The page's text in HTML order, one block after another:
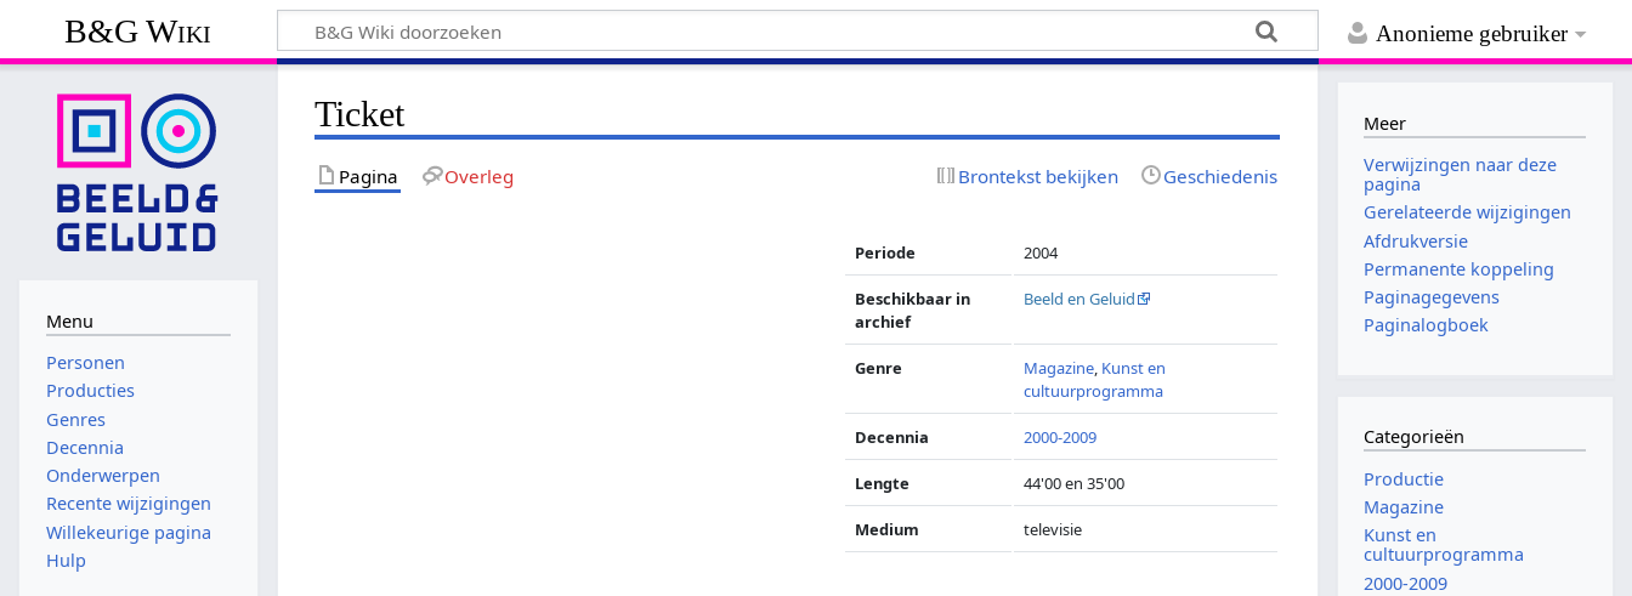
Anonieme gebruiker
B&G Wiki
Ticket
Pagina Overleg Brontekst bekijken Geschiedenis
Periode 2004
Beschikbaar in
archief
Beeld en Geluid
Genre Magazine, Kunst en
cultuurprogramma
Decennia 2000-2009
Lengte 44'00 en 35'00
Medium televisie
Menu
Personen
Producties
Genres
Decennia
Onderwerpen
Recente wijzigingen
Willekeurige pagina
Hulp
Meer
Verwijzingen naar deze
pagina
Gerelateerde wijzigingen
Afdrukversie
Permanente koppeling
Paginagegevens
Paginalogboek
Categorieën
Productie
Magazine
Kunst en
cultuurprogramma
2000-2009